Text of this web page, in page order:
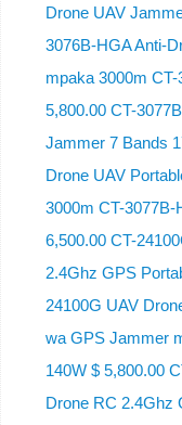
Drone UAV
3076B-HGA Anti-
mpaka 3000m
5,800.00 CT-
Jammer 7 Bands
Drone UAV
3000m CT-
6,500.00 CT-
2.4Ghz GPS
24100G UAV
wa GPS Jammer
140W $ 5,800.00
Drone RC 2.4Ghz